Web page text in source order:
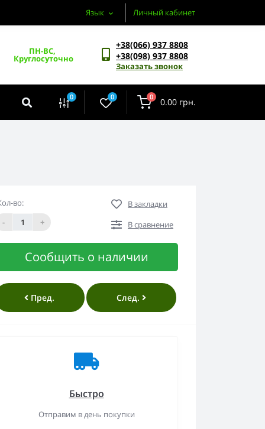
Язык Личный кабинет
ПН-ВС,
Круглосуточно
+38(066) 937 8808
+38(098) 937 8808
Заказать звонок
0 0 0 0.00 грн.
во:
-
+
В закладки
В сравнение
Сообщить о наличии
Пред. След.
Быстро
Отправим в день покупки